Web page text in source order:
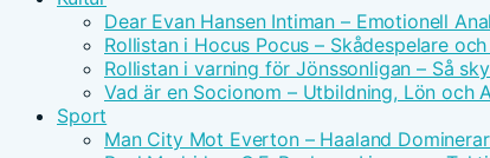
Dear Evan Hansen Intiman – Emotionell
Rollistan i Hocus Pocus – Skådespelare
Rollistan i varning för Jönssonligan – Så
Vad är en Socionom – Utbildning, Lön och
Sport
Man City Mot Everton – Haaland